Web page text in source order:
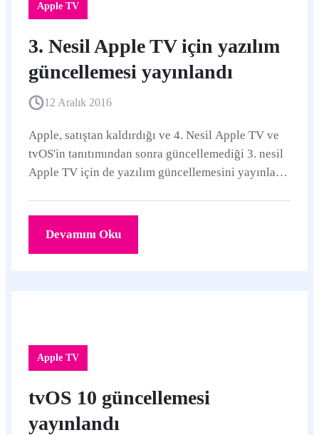
Apple TV
3. Nesil Apple TV için yazılım
güncellemesi yayınlandı
12 Aralık 2016
Apple, satıştan kaldırdığı ve 4. Nesil Apple TV ve
tvOS'in tanıtımından sonra güncellemediği 3. nesil
Apple TV için de yazılım güncellemesini yayınladı.
Devamını Oku
Apple TV
tvOS 10 güncellemesi
yayınlandı